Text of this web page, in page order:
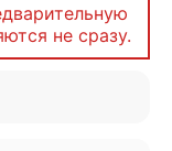
не сразу.